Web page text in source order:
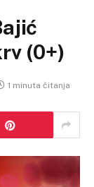
(0+)
1 minuta čitanja